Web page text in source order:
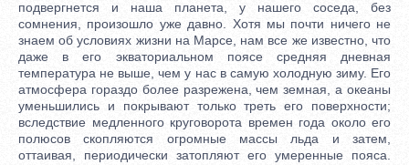
подвергнется и наша планета, у нашего соседа, без
сомнения, произошло уже давно. Хотя мы почти ничего не
знаем об условиях жизни на Марсе, нам все же известно, что
даже в его экваториальном поясе средняя дневная
температура не выше, чем у нас в самую холодную зиму. Его
атмосфера гораздо более разрежена, чем земная, а океаны
уменьшились и покрывают только треть его поверхности;
вследствие медленного круговорота времен года около его
полюсов скопляются огромные массы льда и затем,
оттаивая, периодически затопляют его умеренные пояса.